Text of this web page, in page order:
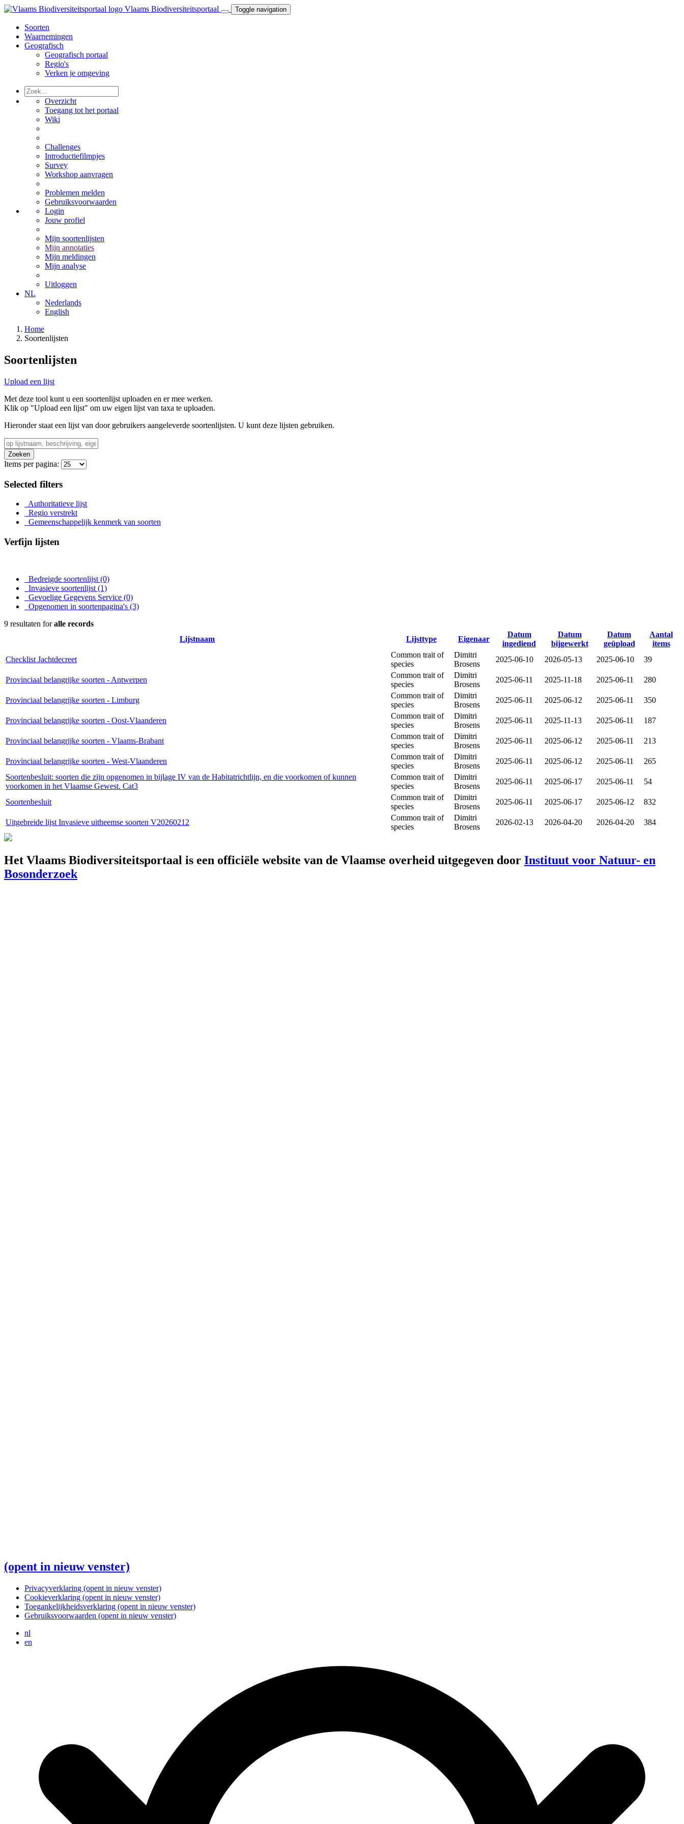
Vlaams Biodiversiteitsportaal Toggle navigation
Soorten
Waarnemingen
Geografisch
Geografisch portaal
Regio's
Verken je omgeving
Overzicht
Toegang tot het portaal
Wiki
Challenges
Introductiefilmpjes
Survey
Workshop aanvragen
Problemen melden
Gebruiksvoorwaarden
Login
Jouw profiel
Mijn soortenlijsten
Mijn annotaties
Mijn meldingen
Mijn analyse
Uitloggen
NL
Nederlands
English
Home
Soortenlijsten
Soortenlijsten
Upload een lijst
Met deze tool kunt u een soortenlijst uploaden en er mee werken.
Klik op "Upload een lijst" om uw eigen lijst van taxa te uploaden.
Hieronder staat een lijst van door gebruikers aangeleverde soortenlijsten. U kunt deze lijsten gebruiken.
Zoeken
Items per pagina:
Selected filters
Authoritatieve lijst
Regio verstrekt
Gemeenschappelijk kenmerk van soorten
Verfijn lijsten
Bedreigde soortenlijst (0)
Invasieve soortenlijst (1)
Gevoelige Gegevens Service (0)
Opgenomen in soortenpagina's (3)
9 resultaten foralle records
Lijstnaam
Lijsttype Eigenaar
Datum
ingediend
Datum
bijgewerkt
Datum
geüpload
Aantal
items
Checklist Jachtdecreet
Common trait of
species
Dimitri
Brosens
2025-06-10 2026-05-13 2025-06-10 39
Provinciaal belangrijke soorten - Antwerpen
Common trait of
species
Dimitri
Brosens
2025-06-11 2025-11-18 2025-06-11 280
Provinciaal belangrijke soorten - Limburg
Common trait of
species
Dimitri
Brosens
2025-06-11 2025-06-12 2025-06-11 350
Provinciaal belangrijke soorten - Oost-Vlaanderen
Common trait of
species
Dimitri
Brosens
2025-06-11 2025-11-13 2025-06-11 187
Provinciaal belangrijke soorten - Vlaams-Brabant
Common trait of
species
Dimitri
Brosens
2025-06-11 2025-06-12 2025-06-11 213
Provinciaal belangrijke soorten - West-Vlaanderen
Common trait of
species
Dimitri
Brosens
2025-06-11 2025-06-12 2025-06-11
265
Soortenbesluit: soorten die zijn opgenomen in bijlage IV van de Habitatrichtlijn, en die voorkomen of kunnen
voorkomen in het Vlaamse Gewest. Cat3
Common trait of
species
Dimitri
Brosens
2025-06-11 2025-06-17 2025-06-11 54
Soortenbesluit
Common trait of
species
Dimitri
Brosens
2025-06-11 2025-06-17 2025-06-12 832
Uitgebreide lijst Invasieve uitheemse soorten V20260212
Common trait of
species
Dimitri
Brosens
2026-02-13 2026-04-20 2026-04-20 384
Het Vlaams Biodiversiteitsportaal is een officiële website van de Vlaamse overheid uitgegeven door Instituut voor Natuur- en
Bosonderzoek
(opent in nieuw venster)
Privacyverklaring (opent in nieuw venster)
Cookieverklaring (opent in nieuw venster)
Toegankelijkheidsverklaring (opent in nieuw venster)
Gebruiksvoorwaarden (opent in nieuw venster)
nl
en